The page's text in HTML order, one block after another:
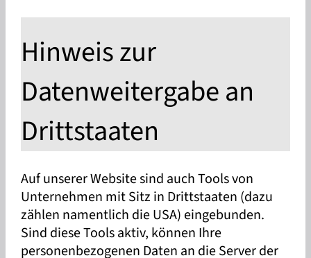
Hinweis zur
Datenweitergabe an
Drittstaaten
Auf unserer Website sind auch Tools von
Unternehmen mit Sitz in Drittstaaten (dazu
zählen namentlich die USA) eingebunden.
Sind diese Tools aktiv, können Ihre
personenbezogenen Daten an die Server der